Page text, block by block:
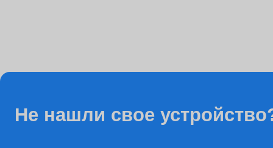
Ремонт разъема питания
Ремонт видеочипа
Не нашли свое